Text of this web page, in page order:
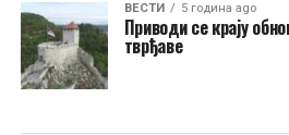
ВЕСТИ 5 година ago
Приводи се крају
тврђаве